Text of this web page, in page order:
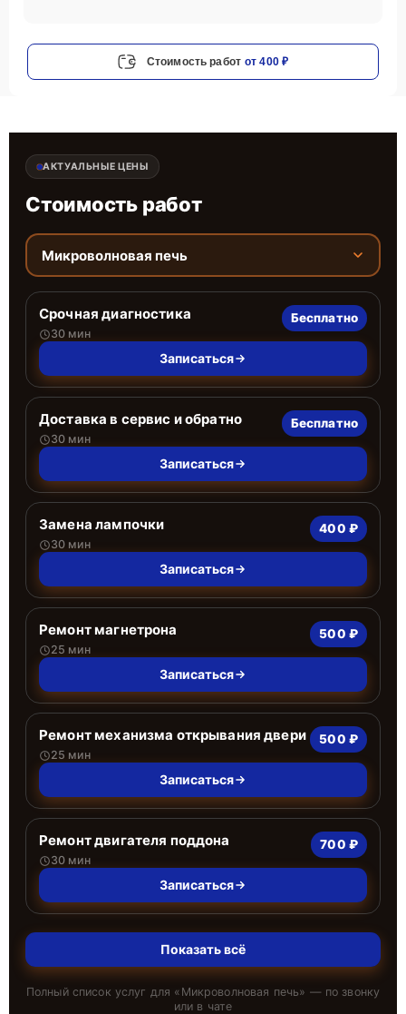
Стоимость работ от 400 ₽
АКТУАЛЬНЫЕ ЦЕНЫ
Стоимость работ
Микроволновая печь
Срочная диагностика
30 мин
Бесплатно
Записаться
Доставка в сервис и обратно
30 мин
Бесплатно
Записаться
Замена лампочки
30 мин
400 ₽
Записаться
Ремонт магнетрона
25 мин
500 ₽
Записаться
Ремонт механизма открывания двери
25 мин
500 ₽
Записаться
Ремонт двигателя поддона
30 мин
700 ₽
Записаться
Показать всё
Полный список услуг для « Микроволновая печь» — по звонку
или в чате